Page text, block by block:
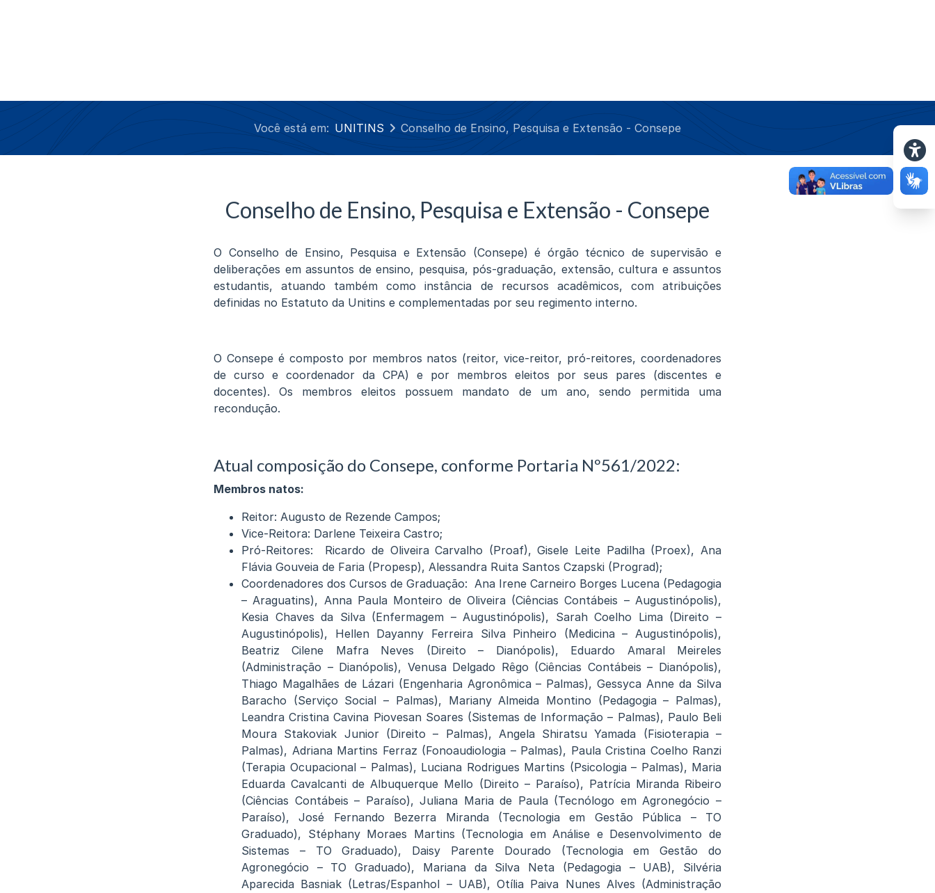
Você está em: UNITINS Conselho de Ensino, Pesquisa e Extensão - Consepe
Conselho de Ensino, Pesquisa e Extensão - Consepe
O Conselho de Ensino, Pesquisa e Extensão (Consepe) é órgão técnico de supervisão e
deliberações em assuntos de ensino, pesquisa, pós-graduação, extensão, cultura e assuntos
estudantis, atuando também como instância de recursos acadêmicos, com atribuições
definidas no Estatuto da Unitins e complementadas por seu regimento interno.
O Consepe é composto por membros natos (reitor, vice-reitor, pró-reitores, coordenadores
de curso e coordenador da CPA) e por membros eleitos por seus pares (discentes e
docentes). Os membros eleitos possuem mandato de um ano, sendo permitida uma
recondução.
Atual composição do Consepe, conforme Portaria Nº561/2022:
Membros natos:
Reitor: Augusto de Rezende Campos;
Vice-Reitora: Darlene Teixeira Castro;
Pró-Reitores: Ricardo de Oliveira Carvalho (Proaf), Gisele Leite Padilha (Proex), Ana
Flávia Gouveia de Faria (Propesp), Alessandra Ruita Santos Czapski (Prograd);
Coordenadores dos Cursos de Graduação: Ana Irene Carneiro Borges Lucena (Pedagogia
– Araguatins), Anna Paula Monteiro de Oliveira (Ciências Contábeis – Augustinópolis),
Kesia Chaves da Silva (Enfermagem – Augustinópolis), Sarah Coelho Lima (Direito –
Augustinópolis), Hellen Dayanny Ferreira Silva Pinheiro (Medicina – Augustinópolis),
Beatriz Cilene Mafra Neves (Direito – Dianópolis), Eduardo Amaral Meireles
(Administração – Dianópolis), Venusa Delgado Rêgo (Ciências Contábeis – Dianópolis),
Thiago Magalhães de Lázari (Engenharia Agronômica – Palmas), Gessyca Anne da Silva
Baracho (Serviço Social – Palmas), Mariany Almeida Montino (Pedagogia – Palmas),
Leandra Cristina Cavina Piovesan Soares (Sistemas de Informação – Palmas), Paulo Beli
Moura Stakoviak Junior (Direito – Palmas), Angela Shiratsu Yamada (Fisioterapia –
Palmas), Adriana Martins Ferraz (Fonoaudiologia – Palmas), Paula Cristina Coelho Ranzi
(Terapia Ocupacional – Palmas), Luciana Rodrigues Martins (Psicologia – Palmas), Maria
Eduarda Cavalcanti de Albuquerque Mello (Direito – Paraíso), Patrícia Miranda Ribeiro
(Ciências Contábeis – Paraíso), Juliana Maria de Paula (Tecnólogo em Agronegócio –
Paraíso), José Fernando Bezerra Miranda (Tecnologia em Gestão Pública – TO
Graduado), Stéphany Moraes Martins (Tecnologia em Análise e Desenvolvimento de
Sistemas – TO Graduado), Daisy Parente Dourado (Tecnologia em Gestão do
Agronegócio – TO Graduado), Mariana da Silva Neta (Pedagogia – UAB), Silvéria
Aparecida Basniak (Letras/Espanhol – UAB), Otília Paiva Nunes Alves (Administração